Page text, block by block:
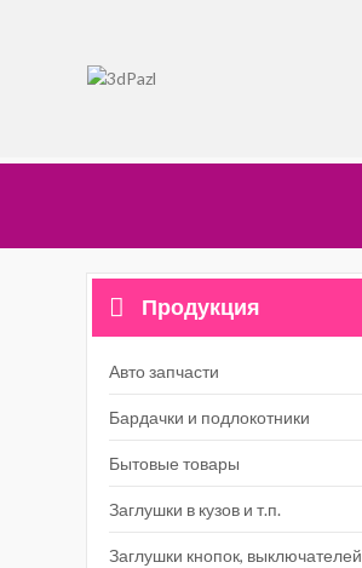
Продукция
Авто запчасти
Бардачки и подлокотники
Бытовые товары
Заглушки в кузов и т.п.
Заглушки кнопок, выключателей